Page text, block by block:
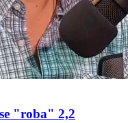
"roba" 2,2